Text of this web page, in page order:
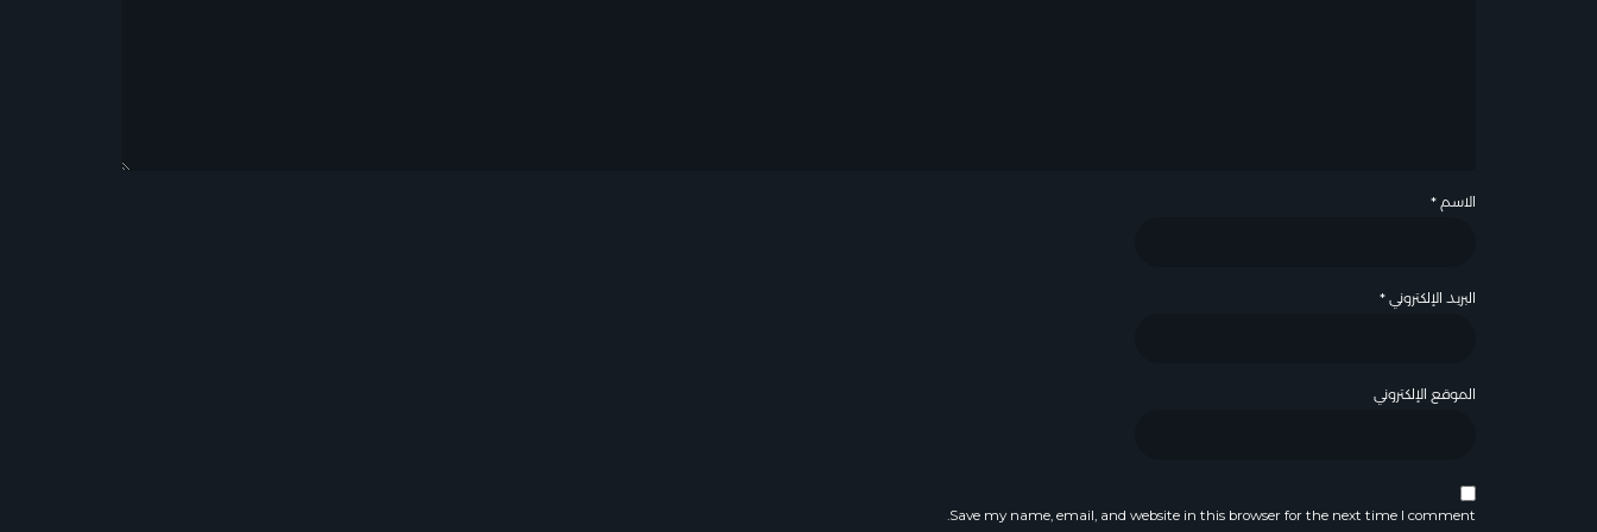
الاسم *
البريد الإلكتروني *
الموقع الإلكتروني
Save my name, email, and website in this browser for the next time I comment.